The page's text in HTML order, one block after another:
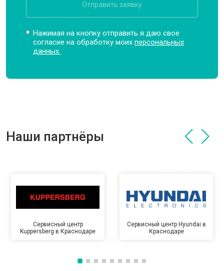
Отправить заявку
Нажимая на кнопку отправить я даю свое
согласие на обработку моихперсональных
данных.
Наши партнёры
Сервисный центр
Kuppersberg в Краснодаре
Сервисный центр Hyundai в
Краснодаре